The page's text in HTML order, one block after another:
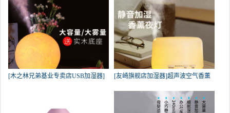
[木之林兄弟基业专卖店USB加湿器] [友崎旗舰店加湿器]超声波空气香薰